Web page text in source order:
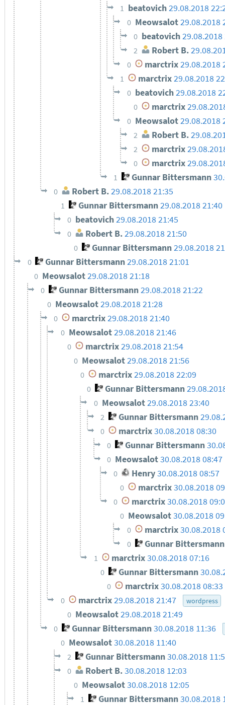
1 beatovich29.08.2018
0 Meowsalot29.08.2018
0 beatovich29.08.2018
2 Robert B.
0 marctrix29.08.2018
1 marctrix29.08.2018
0 beatovich29.08.2018
0 marctrix
0 Meowsalot29.08.2018
2 Robert B.
2 marctrix
0 marctrix
1 Gunnar Bittersmann
0 Robert B.29.08.2018 21:35
1 Gunnar Bittersmann29.08.2018 21:40
0 beatovich29.08.2018 21:45
0 Robert B. 29.08.2018 21:50
0 Gunnar Bittersmann29.08.2018
0 Gunnar Bittersmann29.08.2018 21:01
0 Meowsalot29.08.2018 21:18
0 Gunnar Bittersmann29.08.2018 21:22
0 Meowsalot29.08.2018 21:28
0 marctrix29.08.2018 21:40
0 Meowsalot29.08.2018 21:46
0 marctrix 29.08.2018 21:54
0 Meowsalot29.08.2018 21:56
0 marctrix29.08.2018 22:09
0 Gunnar Bittersmann
0 Meowsalot29.08.2018 23:40
2 Gunnar Bittersmann
0 marctrix 30.08.2018 08:30
0 Gunnar Bittersmann
0 Meowsalot30.08.2018 08:47
0 Henry30.08.2018 08:57
0 marctrix30.08.2018
0 marctrix30.08.2018
0 Meowsalot30.08.2018
0 marctrix30.08.2018
0 Gunnar Bittersmann
1 marctrix30.08.2018 07:16
0 Gunnar Bittersmann
0 marctrix30.08.2018 08:33
0 marctrix29.08.2018 21:47 wordpress
0 Meowsalot29.08.2018 21:49
0 Gunnar Bittersmann30.08.2018 11:36
0 Meowsalot30.08.2018 11:40
2 Gunnar Bittersmann 30.08.2018
0 Robert B. 30.08.2018 12:03
0 Meowsalot30.08.2018 12:05
1 Gunnar Bittersmann30.08.2018